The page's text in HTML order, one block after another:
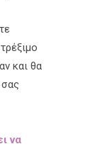
και θα
να